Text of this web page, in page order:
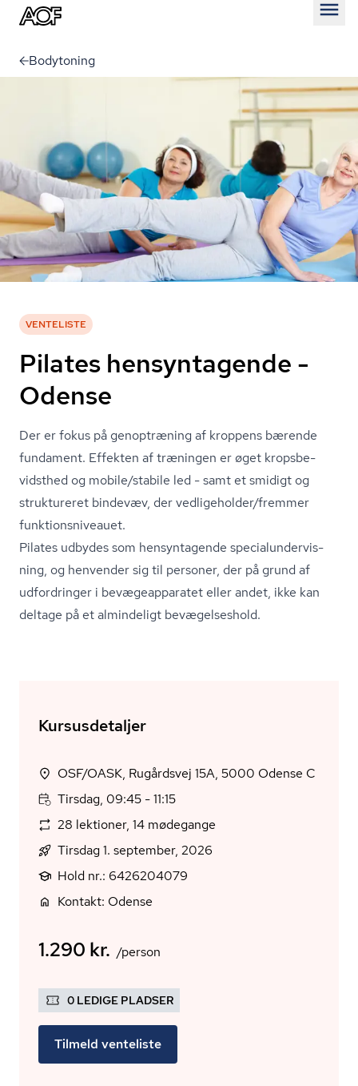
Bodytoning
VENTELISTE
Pilates hensyntagende -
Odense
Der er fokus på genoptræning af kroppens bærende
fundament. Effekten af træningen er øget kro­ps­be­
vidst­hed og mobile/stabile led - samt et smidigt og
struktureret bindevæv, der vedligeholder/fremmer
funk­tions­ni­veau­et.
Pilates udbydes som hensyntagende spe­ci­a­lun­der­vis­
ning, og henvender sig til personer, der på grund af
udfordringer i be­væ­ge­ap­pa­ra­tet eller andet, ikke kan
deltage på et almindeligt bevægelseshold.
Kursusdetaljer
OSF/OASK, Rugårdsvej 15A, 5000 Odense C
Tirsdag, 09:45 - 11:15
28 lektioner, 14 mødegange
Tirsdag 1. september, 2026
Hold nr.: 6426204079
Kontakt: Odense
1.290 kr. /person
0 LEDIGE PLADSER
Tilmeld venteliste